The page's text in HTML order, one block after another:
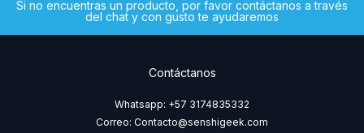
Si no encuentras un producto, por favor contáctanos a través
del chat y con gusto te ayudaremos
Contáctanos
Whatsapp: +57 3174835332
Correo: Contacto@senshigeek.com